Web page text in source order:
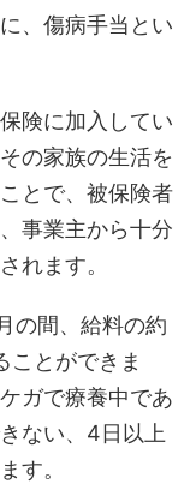
、傷病手当とい
険に加入してい
の家族の生活を
とで、被保険者
事業主から十分
れます。
の間、給料の約
ことができま
ガで療養中であ
ない、4日以上
す。